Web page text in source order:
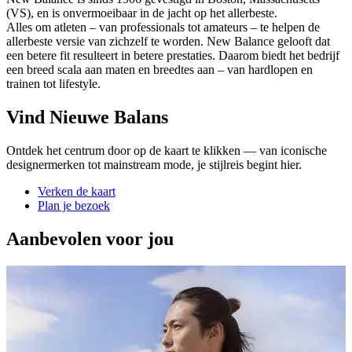
(VS), en is onvermoeibaar in de jacht op het allerbeste.
Alles om atleten – van professionals tot amateurs – te helpen de
allerbeste versie van zichzelf te worden. New Balance gelooft dat
een betere fit resulteert in betere prestaties. Daarom biedt het bedrijf
een breed scala aan maten en breedtes aan – van hardlopen en
trainen tot lifestyle.
Vind Nieuwe Balans
Ontdek het centrum door op de kaart te klikken — van iconische
designermerken tot mainstream mode, je stijlreis begint hier.
Verken de kaart
Plan je bezoek
Aanbevolen voor jou